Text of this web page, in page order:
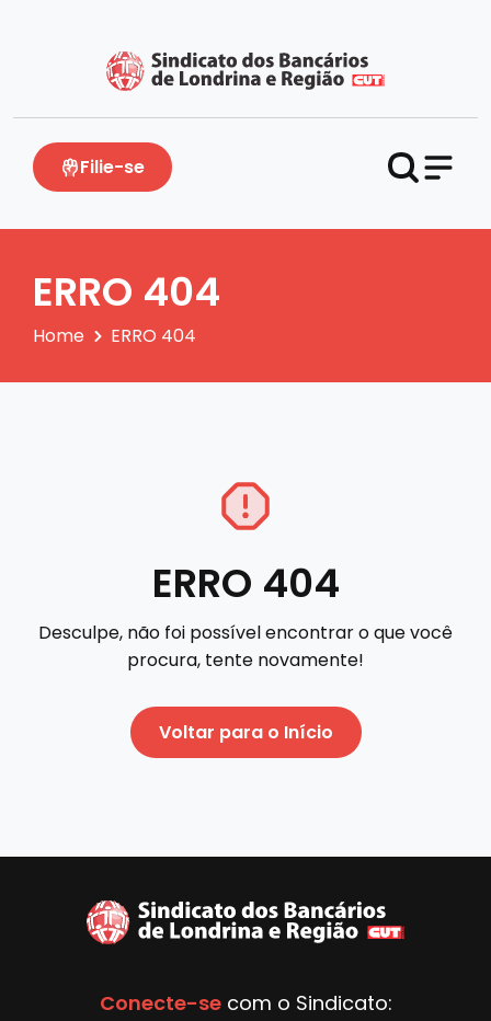
Filie-se
ERRO 404
Home ERRO 404
ERRO 404
Desculpe, não foi possível encontrar o que você
procura, tente novamente!
Voltar para o Início
Conecte-secom o Sindicato: